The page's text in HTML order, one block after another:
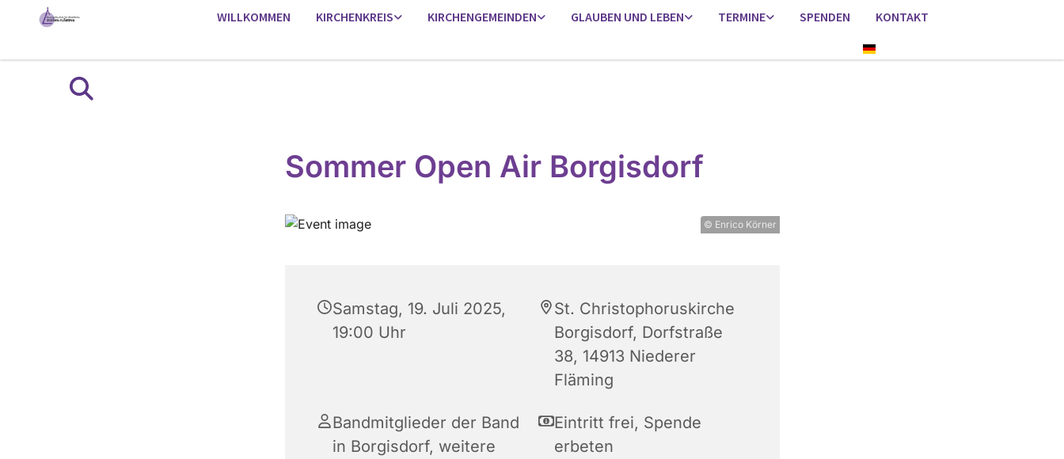
WILLKOMMEN KIRCHENKREIS KIRCHENGEMEINDEN GLAUBEN UND LEBEN TERMINE SPENDEN KONTAKT
Sommer Open Air Borgisdorf
© Enrico Körner
Samstag, 19. Juli 2025,
19:00 Uhr
St. Christophoruskirche
Borgisdorf, Dorfstraße
38, 14913 Niederer
Fläming
Bandmitglieder der Band
in Borgisdorf, weitere
Eintritt frei, Spende
erbeten